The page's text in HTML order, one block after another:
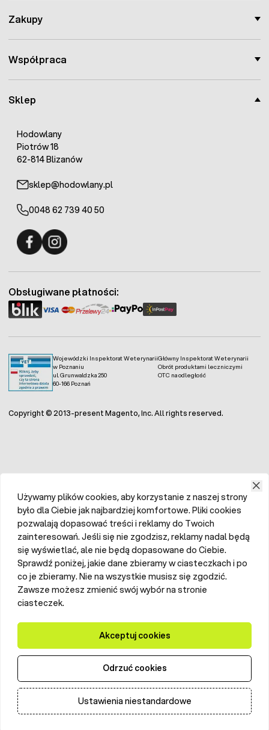
Ilość
Sklep
Hodowlany
Piotrów 18
62-814 Blizanów
sklep@hodowlany.pl
0048 62 739 40 50
Zakupy
Współpraca
Wojewódzki Inspektorat Weterynarii
w Poznaniu
ul. Grunwaldzka 250
60-166 Poznań
Główny Inspektorat Weterynarii
Obrót produktami leczniczymi
OTC na odległość
Obsługiwane płatności:
Copyright © 2013-present Magento, Inc. All rights reserved.
Używamy plików cookies, aby korzystanie z naszej strony
było dla Ciebie jak najbardziej komfortowe. Pliki cookies
pozwalają dopasować treści i reklamy do Twoich
zainteresowań. Jeśli się nie zgodzisz, reklamy nadal będą
się wyświetlać, ale nie będą dopasowane do Ciebie.
Sprawdź poniżej, jakie dane zbieramy w ciasteczkach i po
co je zbieramy. Nie na wszystkie musisz się zgodzić.
Zawsze możesz zmienić swój wybór na stronie
ciasteczek.
Akceptuj cookies
Odrzuć cookies
Ustawienia niestandardowe